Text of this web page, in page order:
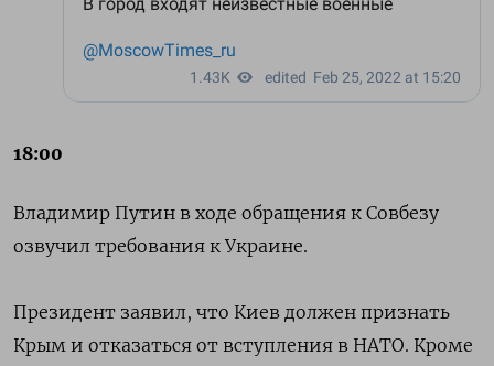
18:00
Владимир Путин в ходе обращения к Совбезу
озвучил требования к Украине.
Президент заявил, что Киев должен признать
Крым и отказаться от вступления в НАТО. Кроме